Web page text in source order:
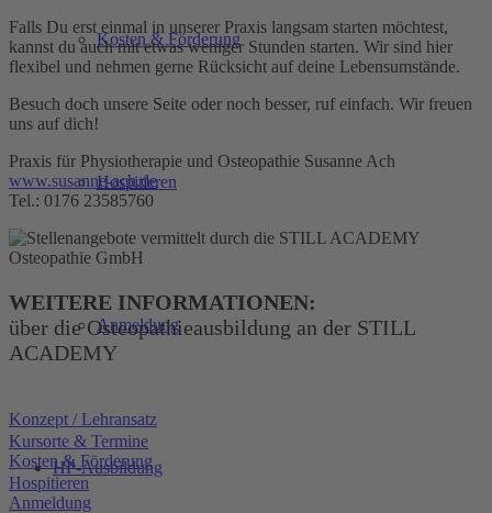
Kosten & Förderung
Hospitieren
Anmeldung
HP-Ausbildung
Falls Du erst einmal in unserer Praxis langsam starten möchtest,
kannst du auch mit etwas weniger Stunden starten. Wir sind hier
flexibel und nehmen gerne Rücksicht auf deine Lebensumstände.
Besuch doch unsere Seite oder noch besser, ruf einfach. Wir freuen
uns auf dich!
Praxis für Physiotherapie und Osteopathie Susanne Ach
www.susanne-ach.de
Tel.: 0176 23585760
WEITERE INFORMATIONEN:
über die Osteopathieausbildung an der STILL
ACADEMY
Konzept / Lehransatz
Kursorte & Termine
Kosten & Förderung
Hospitieren
Anmeldung